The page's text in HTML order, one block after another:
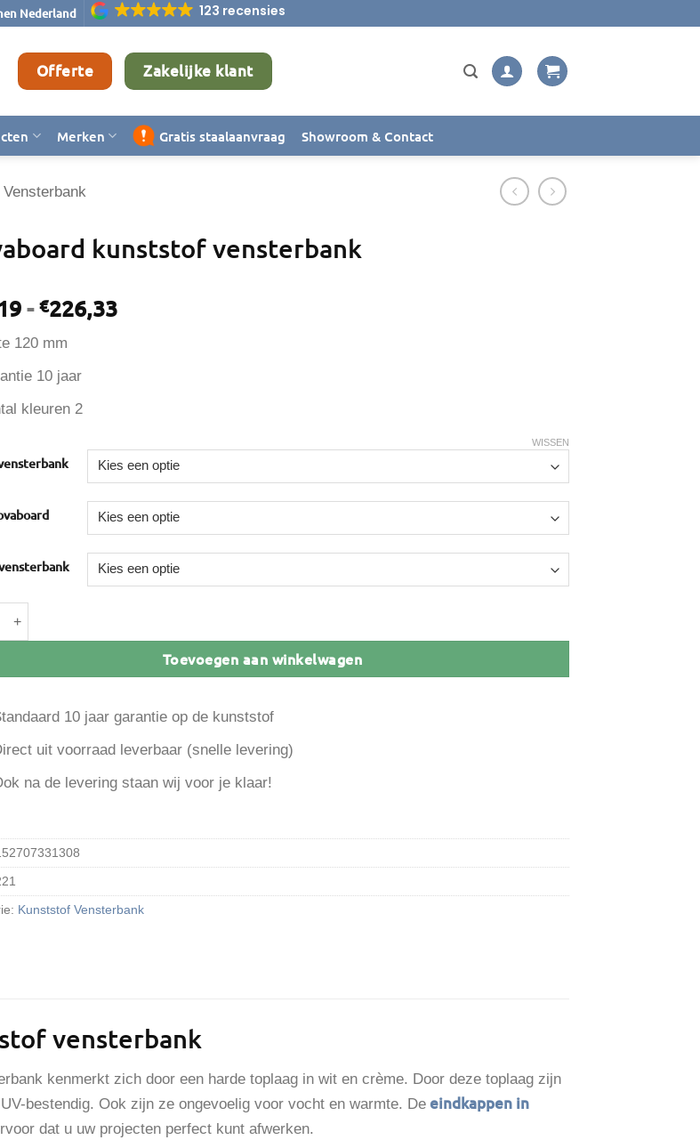
Nederland 123 recensies
Offerte Zakelijke klant
Merken Gratis staalaanvraag Showroom & Contact
kunststof vensterbank
- €226,33Prijsklasse:
120 mm
10 jaar
kleuren 2
WISSEN
kunststof vensterbank aantal
Toevoegen aan winkelwagen
10 jaar garantie op de kunststof
uit voorraad leverbaar (snelle levering)
na de levering staan wij voor je klaar!
Kunststof Vensterbank
vensterbank
kenmerkt zich door een harde toplaag in wit en crème. Door deze toplaag zijn
bestendig. Ook zijn ze ongevoelig voor vocht en warmte. De eindkappen in
dat u uw projecten perfect kunt afwerken.